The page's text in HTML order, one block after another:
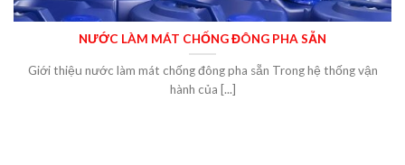
NƯỚC LÀM MÁT CHỐNG ĐÔNG PHA SẴN
Giới thiệu nước làm mát chống đông pha sẵn Trong hệ thống vận
hành của [...]